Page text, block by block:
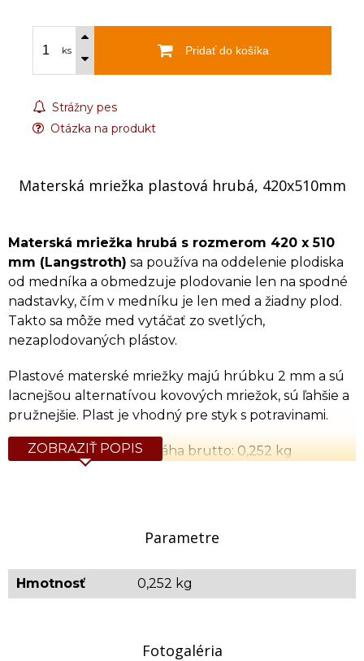
ks Pridať do košíka
Strážny pes
Otázka na produkt
Materská mriežka plastová hrubá, 420x510mm
Materská mriežka hrubá s rozmerom 420 x 510
mm (Langstroth) sa používa na oddelenie plodiska
od medníka a obmedzuje plodovanie len na spodné
nadstavky, čím v medníku je len med a žiadny plod.
Takto sa môže med vytáčať zo svetlých,
nezaplodovaných plástov.
Plastové materské mriežky majú hrúbku 2 mm a sú
lacnejšou alternatívou kovových mriežok, sú ľahšie a
pružnejšie. Plast je vhodný pre styk s potravinami.
Váha netto: 0,240 kg / Váha brutto: 0,252 kg
ZOBRAZIŤ POPIS
Parametre
Hmotnosť 0,252 kg
Fotogaléria